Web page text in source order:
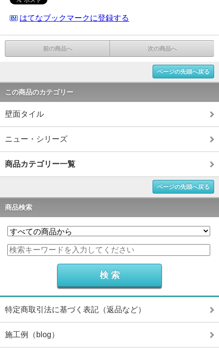
はてなブックマークに登録する
前の商品へ 次の商品へ
ページの先頭へ戻る
この商品のカテゴリー
壁面タイル
ニュー・シリーズ
商品カテゴリー一覧
ページの先頭へ戻る
商品検索
特定商取引法に基づく表記（返品など）
施工例（blog）